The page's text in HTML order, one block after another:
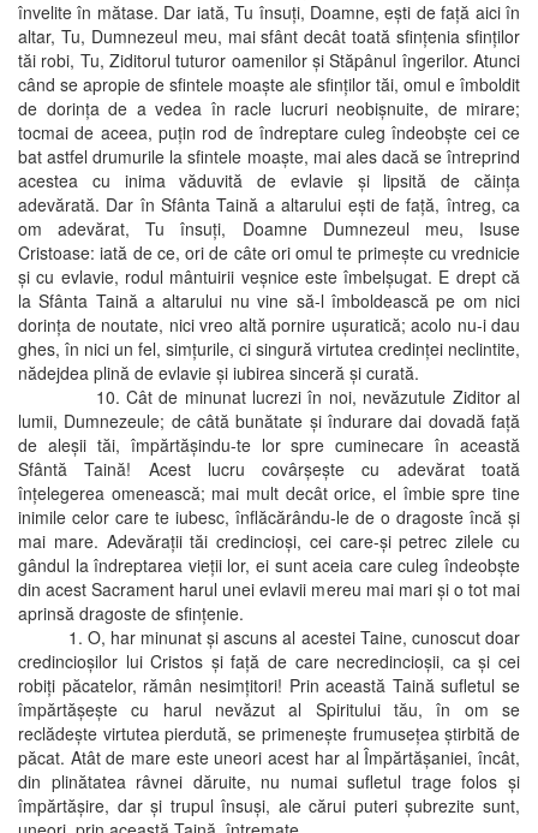
învelite în mătase. Dar iată, Tu însuţi, Doamne, eşti de faţă aici în
altar, Tu, Dumnezeul meu, mai sfânt decât toată sfinţenia sfinţilor
tăi robi, Tu, Ziditorul tuturor oamenilor şi Stăpânul îngerilor. Atunci
când se apropie de sfintele moaşte ale sfinţilor tăi, omul e îmboldit
de dorinţa de a vedea în racle lucruri neobişnuite, de mirare;
tocmai de aceea, puţin rod de îndreptare culeg îndeobşte cei ce
bat astfel drumurile la sfintele moaşte, mai ales dacă se întreprind
acestea cu inima văduvită de evlavie şi lipsită de căinţa
adevărată. Dar în Sfânta Taină a altarului eşti de faţă, întreg, ca
om adevărat, Tu însuţi, Doamne Dumnezeul meu, Isuse
Cristoase: iată de ce, ori de câte ori omul te primeşte cu vrednicie
şi cu evlavie, rodul mântuirii veşnice este îmbelşugat. E drept că
la Sfânta Taină a altarului nu vine să-l îmboldească pe om nici
dorinţa de noutate, nici vreo altă pornire uşuratică; acolo nu-i dau
ghes, în nici un fel, simţurile, ci singură virtutea credinţei neclintite,
nădejdea plină de evlavie şi iubirea sinceră şi curată.
10. Cât de minunat lucrezi în noi, nevăzutule Ziditor al
lumii, Dumnezeule; de câtă bunătate şi îndurare dai dovadă faţă
de aleşii tăi, împărtăşindu-te lor spre cuminecare în această
Sfântă Taină! Acest lucru covârşeşte cu adevărat toată
înţelegerea omenească; mai mult decât orice, el îmbie spre tine
inimile celor care te iubesc, înflăcărându-le de o dragoste încă şi
mai mare. Adevăraţii tăi credincioşi, cei care-şi petrec zilele cu
gândul la îndreptarea vieţii lor, ei sunt aceia care culeg îndeobşte
din acest Sacrament harul unei evlavii mereu mai mari şi o tot mai
aprinsă dragoste de sfinţenie.
1. O, har minunat şi ascuns al acestei Taine, cunoscut doar
credincioşilor lui Cristos şi faţă de care necredincioşii, ca şi cei
robiţi păcatelor, rămân nesimţitori! Prin această Taină sufletul se
împărtăşeşte cu harul nevăzut al Spiritului tău, în om se
reclădeşte virtutea pierdută, se primeneşte frumuseţea ştirbită de
păcat. Atât de mare este uneori acest har al Împărtăşaniei, încât,
din plinătatea râvnei dăruite, nu numai sufletul trage folos şi
împărtăşire, dar şi trupul însuşi, ale cărui puteri şubrezite sunt,